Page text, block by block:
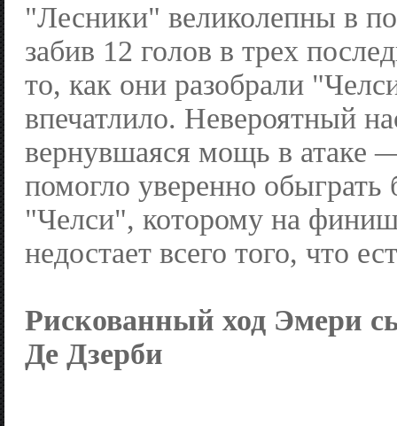
"Лесники" великолепны в
забив 12 голов в трех
то, как они разобрали
впечатлило. Невероятный
вернувшаяся мощь в атаке
помогло уверенно обыграть
"Челси", которому на
недостает всего того, что
Рискованный ход Эмери
Де Дзерби